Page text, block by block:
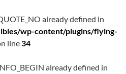
already defined in
wp-content/plugins/flying-
line34
already defined in